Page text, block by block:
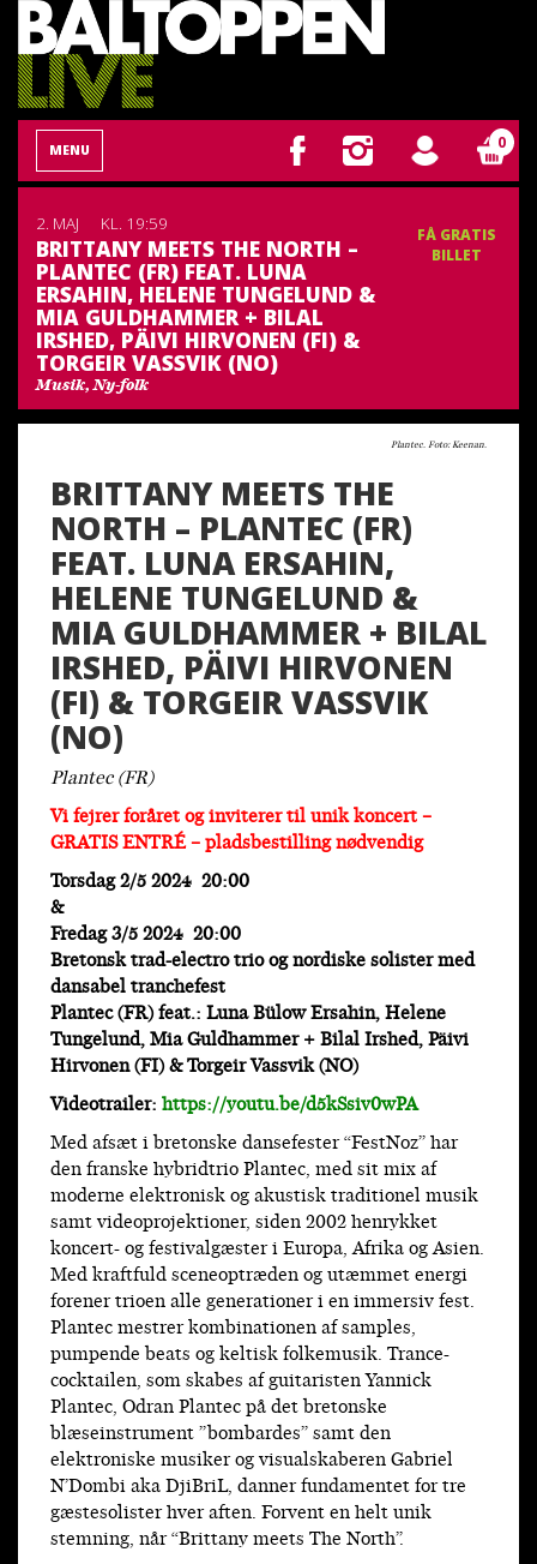
MENU 0
2. MAJ KL. 19:59
BRITTANY MEETS THE NORTH –
PLANTEC (FR) FEAT. LUNA
ERSAHIN, HELENE TUNGELUND &
MIA GULDHAMMER + BILAL
IRSHED, PÄIVI HIRVONEN (FI) &
TORGEIR VASSVIK (NO)
Musik, Ny-folk
FÅ GRATIS
BILLET
Plantec. Foto: Keenan.
BRITTANY MEETS THE
NORTH – PLANTEC (FR)
FEAT. LUNA ERSAHIN,
HELENE TUNGELUND &
MIA GULDHAMMER + BILAL
IRSHED, PÄIVI HIRVONEN
(FI) & TORGEIR VASSVIK
(NO)
Plantec (FR)
Vi fejrer foråret og inviterer til unik koncert –
GRATIS ENTRÉ – pladsbestilling nødvendig
Torsdag 2/5 2024 20:00
&
Fredag 3/5 2024 20:00
Bretonsk trad-electro trio og nordiske solister med
dansabel tranchefest
Plantec (FR) feat.: Luna Bülow Ersahin, Helene
Tungelund, Mia Guldhammer + Bilal Irshed, Päivi
Hirvonen (FI) & Torgeir Vassvik (NO)
Videotrailer: https://youtu.be/d5kSsiv0wPA
Med afsæt i bretonske dansefester “FestNoz” har
den franske hybridtrio Plantec, med sit mix af
moderne elektronisk og akustisk traditionel musik
samt videoprojektioner, siden 2002 henrykket
koncert- og festivalgæster i Europa, Afrika og Asien.
Med kraftfuld sceneoptræden og utæmmet energi
forener trioen alle generationer i en immersiv fest.
Plantec mestrer kombinationen af samples,
pumpende beats og keltisk folkemusik. Trance-
cocktailen, som skabes af guitaristen Yannick
Plantec, Odran Plantec på det bretonske
blæseinstrument ”bombardes” samt den
elektroniske musiker og visualskaberen Gabriel
N’Dombi aka DjiBriL, danner fundamentet for tre
gæstesolister hver aften. Forvent en helt unik
stemning, når “Brittany meets The North”.